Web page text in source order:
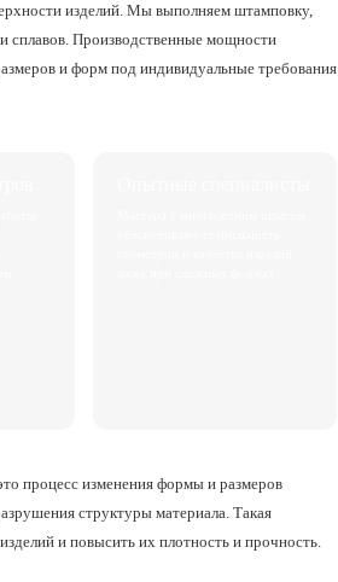
изделий. Мы выполняем штамповку,
сплавов. Производственные мощности
и форм под индивидуальные требования
процесс изменения формы и размеров
структуры материала. Такая
и повысить их плотность и прочность.